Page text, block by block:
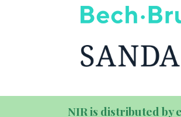
NIR is distributed by